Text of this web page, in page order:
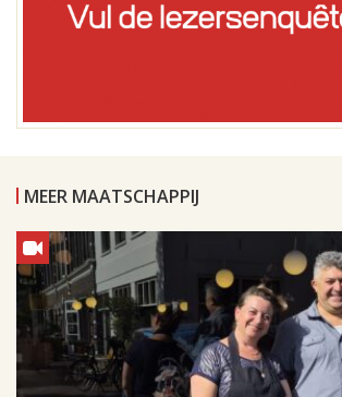
MEER MAATSCHAPPIJ